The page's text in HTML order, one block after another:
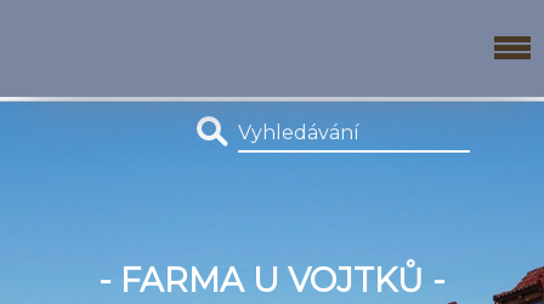
- FARMA U VOJTKŮ -